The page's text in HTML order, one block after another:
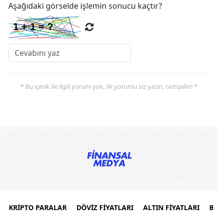
Aşağıdaki görselde işlemin sonucu kaçtır?
* Bu içerik ile ilgili yorum yok, ilk yorumu siz yazın, tartışalım *
KRİPTO PARALAR DÖVİZ FİYATLARI ALTIN FİYATLARI